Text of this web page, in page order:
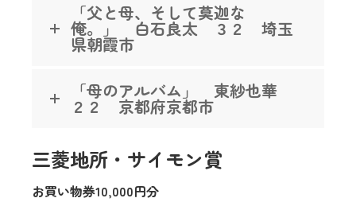
「父と母、そして莫迦な
俺。」 白石良太 ３２ 埼玉
県朝霞市
「母のアルバム」 東紗也華
２２ 京都府京都市
三菱地所・サイモン賞
お買い物券10,000円分